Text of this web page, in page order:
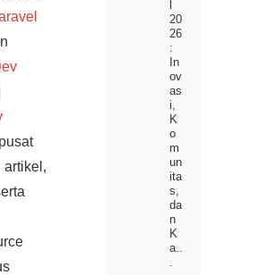
artikel,
20
26
:
In
ov
as
i,
K
o
m
un
ita
s,
da
n
K
a..
.